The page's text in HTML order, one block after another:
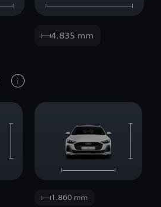
4.835 mm
1.860 mm